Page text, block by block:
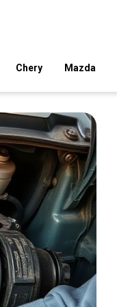
Chery Mazda